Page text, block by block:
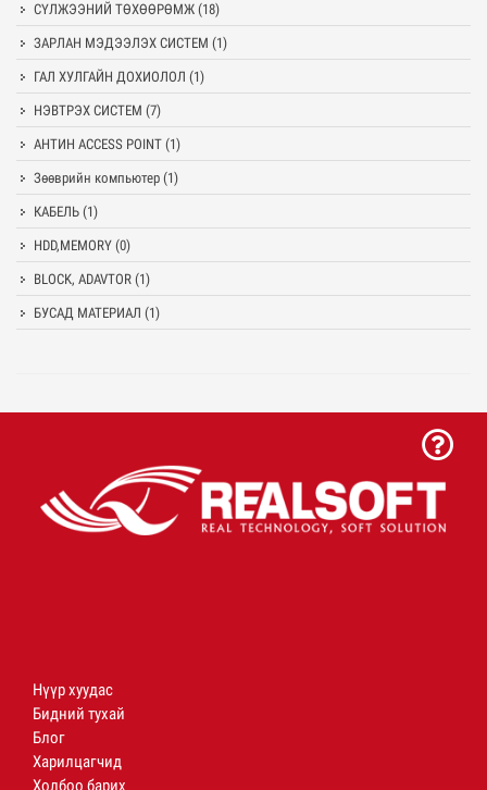
СҮЛЖЭЭНИЙ ТӨХӨӨРӨМЖ (18)
ЗАРЛАН МЭДЭЭЛЭХ СИСТЕМ (1)
ГАЛ ХУЛГАЙН ДОХИОЛОЛ (1)
НЭВТРЭХ СИСТЕМ (7)
АНТИН ACCESS POINT (1)
Зөөврийн компьютер (1)
КАБЕЛЬ (1)
HDD,MEMORY (0)
BLOCK, ADAVTOR (1)
БУСАД МАТЕРИАЛ (1)
Нүүр хуудас
Бидний тухай
Блог
Харилцагчид
Холбоо барих